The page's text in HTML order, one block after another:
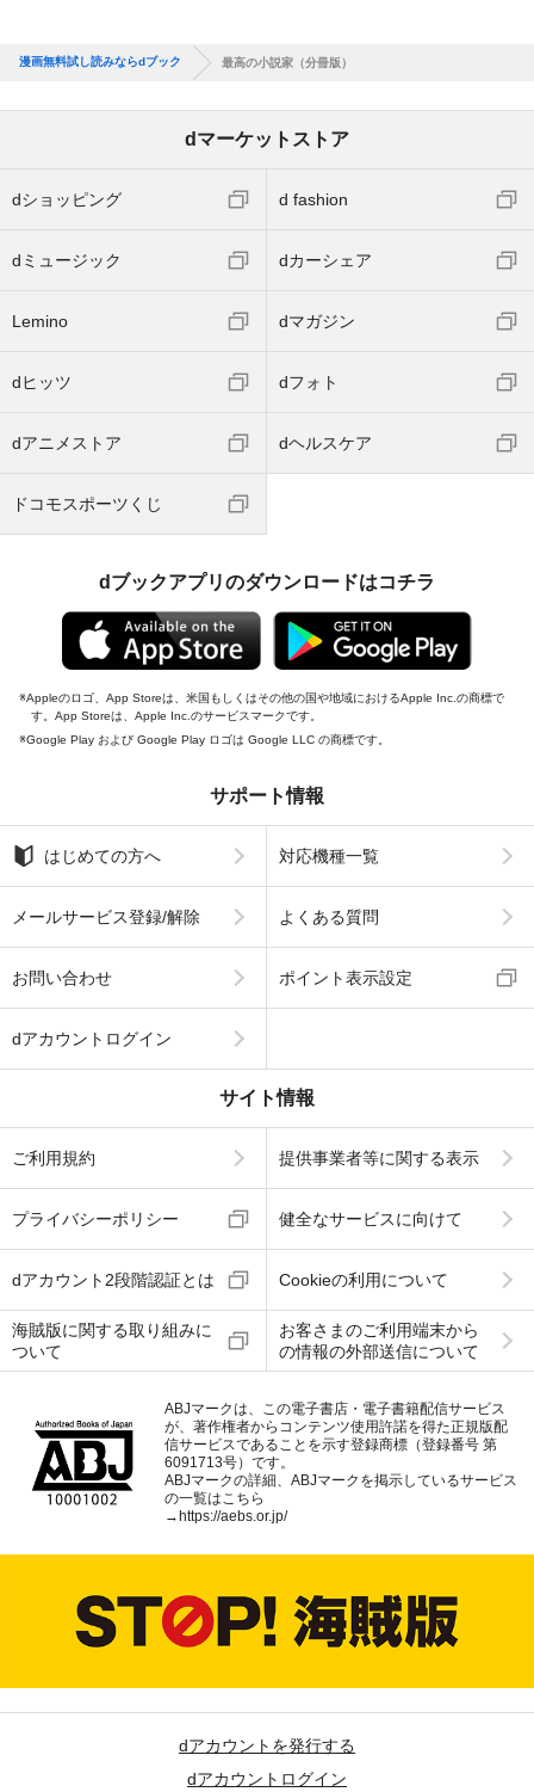
漫画無料試し読みならdブック 最高の小説家（分冊版）
dマーケットストア
dショッピング d fashion
dミュージック dカーシェア
Lemino dマガジン
dヒッツ dフォト
dアニメストア dヘルスケア
ドコモスポーツくじ
dブックアプリのダウンロードはコチラ
Appleのロゴ、App Storeは、米国もしくはその他の国や地域におけるApple Inc.の商標で
す。App Storeは、Apple Inc.のサービスマークです。
Google Play および Google Play ロゴは Google LLC の商標です。
サポート情報
はじめての方へ 対応機種一覧
メールサービス登録/解除 よくある質問
お問い合わせ ポイント表示設定
dアカウントログイン
サイト情報
ご利用規約 提供事業者等に関する表示
プライバシーポリシー 健全なサービスに向けて
dアカウント2段階認証とは Cookieの利用について
海賊版に関する取り組みに
ついて
お客さまのご利用端末から
の情報の外部送信について
ABJマークは、この電子書店・電子書籍配信サービス
が、著作権者からコンテンツ使用許諾を得た正規版配
信サービスであることを示す登録商標（登録番号 第
6091713号）です。
ABJマークの詳細、ABJマークを掲示しているサービス
の一覧はこちら
→https://aebs.or.jp/
dアカウントを発行する
dアカウントログイン